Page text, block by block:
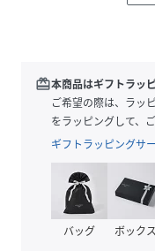
しいウエストゴムの
●セットではもちろん
ンで、シーンやスタ
る万能アイテムとなっ
おすすめコーディネー
インナーにTシャツや
プでの着用がおすすめ
redeem本商品はギフトラッ
ご希望の際は、ラッ
をラッピングして、
ギフトラッピングサ
バッグ ボックス